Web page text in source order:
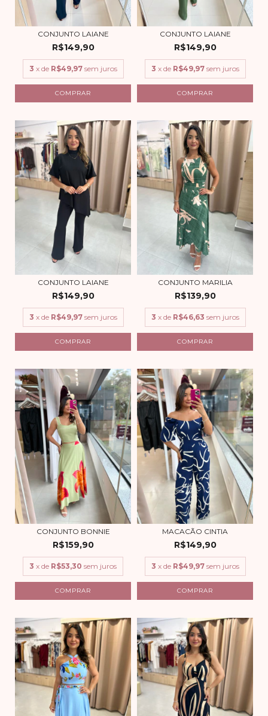
CONJUNTO LAIANE
R$149,90
3 x de R$49,97 sem juros
COMPRAR
CONJUNTO LAIANE
R$149,90
3 x de R$49,97 sem juros
COMPRAR
CONJUNTO LAIANE
R$149,90
3 x de R$49,97 sem juros
COMPRAR
CONJUNTO MARILIA
R$139,90
3 x de R$46,63 sem juros
COMPRAR
CONJUNTO BONNIE
R$159,90
3 x de R$53,30 sem juros
COMPRAR
MACACÃO CINTIA
R$149,90
3 x de R$49,97 sem juros
COMPRAR